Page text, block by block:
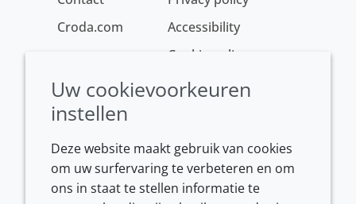
Croda.com
Accessibility
Cookie policy
Conditions of sale
Uw cookievoorkeuren
instellen
Deze website maakt gebruik van cookies
om uw surfervaring te verbeteren en om
ons in staat te stellen informatie te